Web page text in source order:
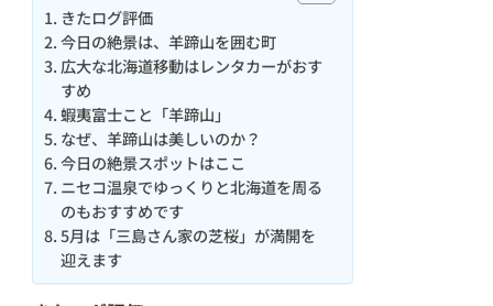
きたログ評価
今日の絶景は、羊蹄山を囲む町
広大な北海道移動はレンタカーがおす
すめ
蝦夷富士こと「羊蹄山」
なぜ、羊蹄山は美しいのか？
今日の絶景スポットはここ
ニセコ温泉でゆっくりと北海道を周る
のもおすすめです
5月は「三島さん家の芝桜」が満開を
迎えます